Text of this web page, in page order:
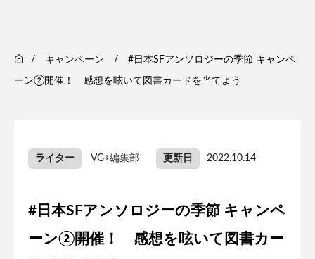
キャンペーン #日本SFアンソロジーの季節 キャンペ
ーン②開催！ 感想を呟いて図書カードを当てよう
ライター VG+編集部 更新日 2022.10.14
#日本SFアンソロジーの季節 キャンペ
ーン②開催！ 感想を呟いて図書カー